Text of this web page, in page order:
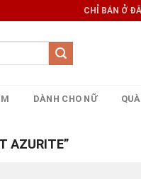
CHỈ BÁN Ở
DÀNH CHO NỮ
AZURITE”